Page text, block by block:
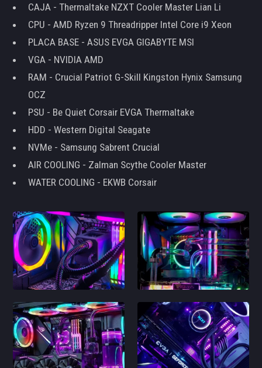
CAJA - Thermaltake NZXT Cooler Master Lian Li
CPU - AMD Ryzen 9 Threadripper Intel Core i9 Xeon
PLACA BASE - ASUS EVGA GIGABYTE MSI
VGA - NVIDIA AMD
RAM - Crucial Patriot G-Skill Kingston Hynix Samsung
OCZ
PSU - Be Quiet Corsair EVGA Thermaltake
HDD - Western Digital Seagate
NVMe - Samsung Sabrent Crucial
AIR COOLING - Zalman Scythe Cooler Master
WATER COOLING - EKWB Corsair